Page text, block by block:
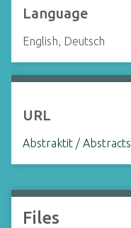
Language
English, Deutsch
URL
Abstraktit / Abstracts
Files